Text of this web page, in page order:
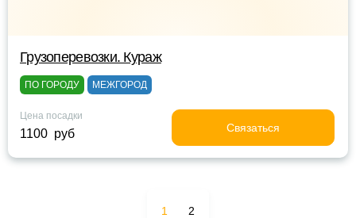
Грузоперевозки. Кураж
ПО ГОРОДУ МЕЖГОРОД
Цена посадки
1100 руб Связаться
1 2